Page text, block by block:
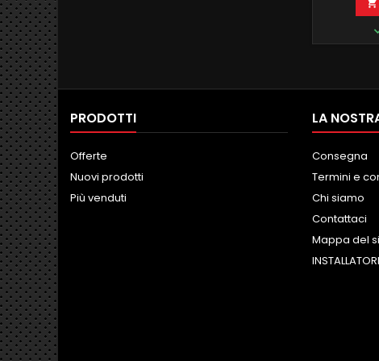
RAM 64

PRODOTTI
Offerte
Nuovi prodotti
Più venduti
LA
Consegna
Termini e
Chi siamo
Contattaci
Mappa del